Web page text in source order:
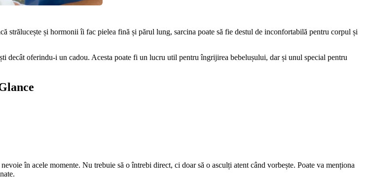
strălucește și hormonii îi fac pielea fină și părul lung, sarcina poate să fie destul de inconfortabilă pentru corpul și
decât oferindu-i un cadou. Acesta poate fi un lucru util pentru îngrijirea bebelușului, dar și unul special pentru
în acele momente. Nu trebuie să o întrebi direct, ci doar să o asculți atent când vorbește. Poate va menționa